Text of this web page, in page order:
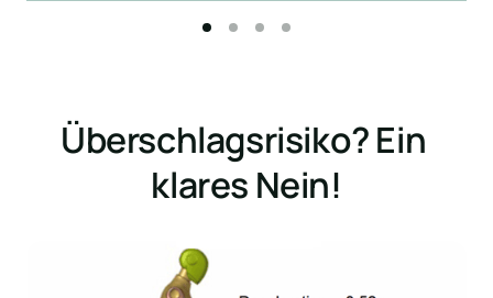
Überschlagsrisiko? Ein
klares Nein!